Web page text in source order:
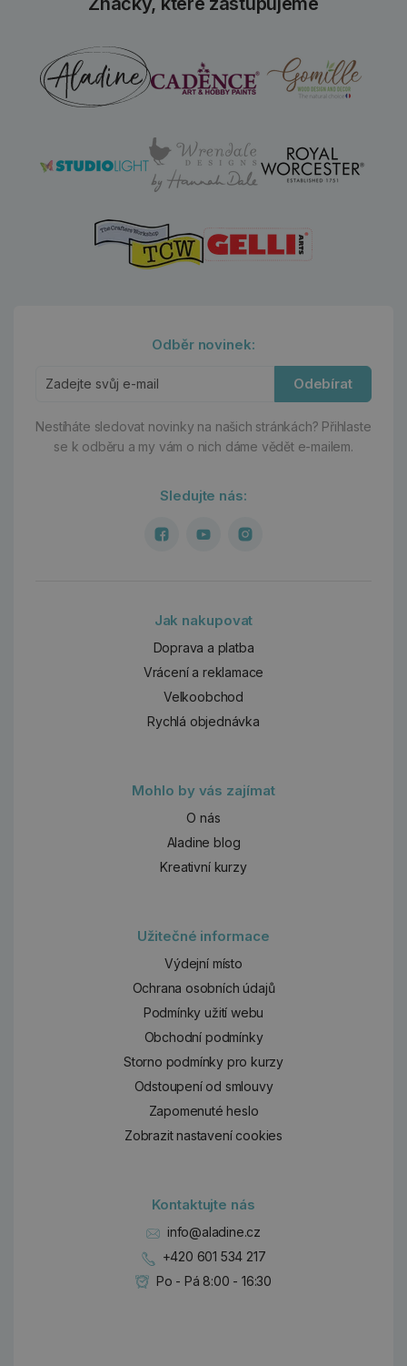
Odběr novinek:
Odebírat
Nestíháte sledovat novinky na našich stránkách? Přihlaste
se k odběru a my vám o nich dáme vědět e-mailem.
Sledujte nás:
Jak nakupovat
Doprava a platba
Vrácení a reklamace
Velkoobchod
Rychlá objednávka
Mohlo by vás zajímat
O nás
Aladine blog
Kreativní kurzy
Užitečné informace
Výdejní místo
Ochrana osobních údajů
Podmínky užití webu
Obchodní podmínky
Storno podmínky pro kurzy
Odstoupení od smlouvy
Zapomenuté heslo
Zobrazit nastavení cookies
Kontaktujte nás
info@aladine.cz
+420 601 534 217
Po - Pá 8:00 - 16:30